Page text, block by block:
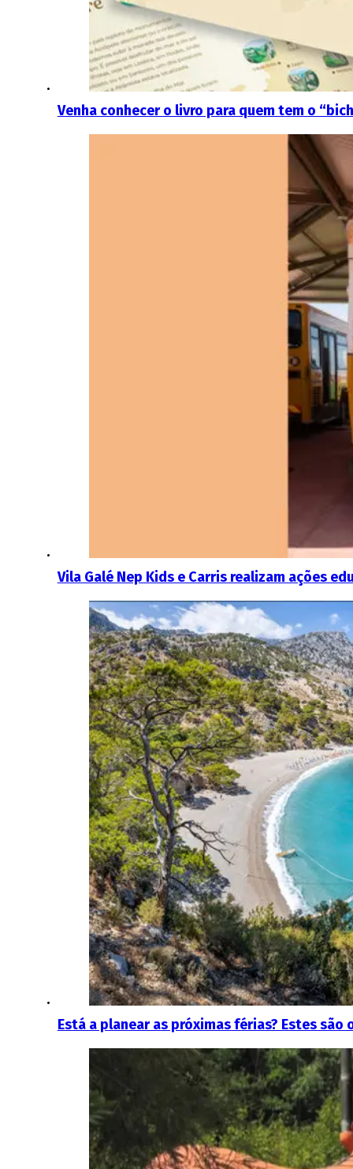
Venha conhecer o livro para quem tem o
Vila Galé Nep Kids e Carris realizam ações
Está a planear as próximas férias? Estes